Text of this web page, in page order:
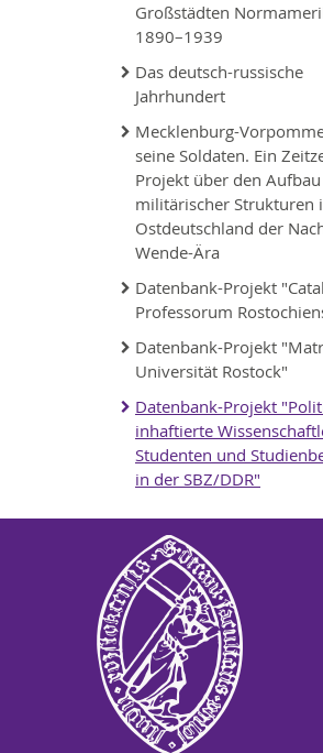
Großstädten
1890–1939
Das deutsch-russische
Jahrhundert
Mecklenburg-
seine Soldaten. Ein
Projekt über den
militärischer Strukturen
Ostdeutschland der
Wende-Ära
Datenbank-Projekt
Professorum
Datenbank-Projekt
Universität Rostock"
Datenbank-Projekt
inhaftierte
Studenten und
in der SBZ/DDR"